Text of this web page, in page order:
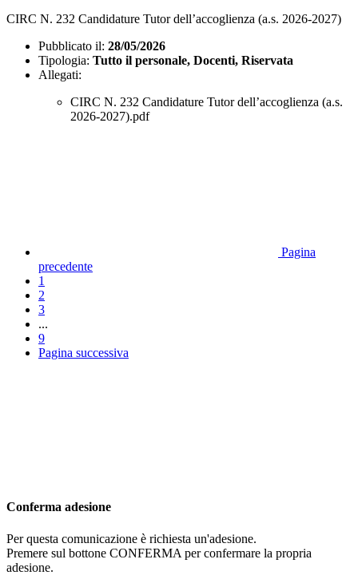
CIRC N. 232 Candidature Tutor dell’accoglienza (a.s. 2026-2027)
Pubblicato il: 28/05/2026
Tipologia: Tutto il personale, Docenti, Riservata
Allegati:
CIRC N. 232 Candidature Tutor dell’accoglienza (a.s.
2026-2027).pdf
Pagina
precedente
1
2
3
...
9
Pagina successiva
Conferma adesione
Per questa comunicazione è richiesta un'adesione.
Premere sul bottone CONFERMA per confermare la propria
adesione.